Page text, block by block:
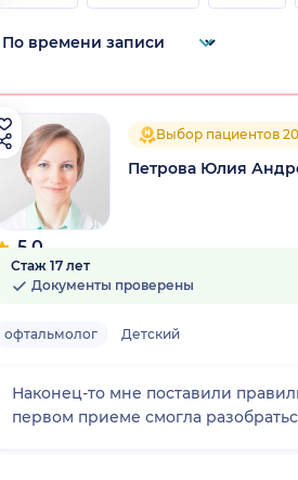
5.0
25 отзывов
Выбор пациентов
Петрова Юлия
Стаж 17 лет
Документы проверены
офтальмолог Детский
Наконец-то мне поставили
первом приеме смогла